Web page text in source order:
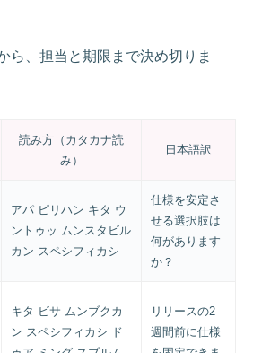
ら、担当と期限まで決め切りま
読み方（カタカナ読
み）
日本語訳
アパ ピリハン キタ ウ
ントゥッ ムンスタビル
カン スペシフィカシ
仕様を安定さ
せる選択肢は
何があります
か？
キタ ビサ ムンブクカ
ン スペシフィカシ ド
リリースの2
週間前に仕様